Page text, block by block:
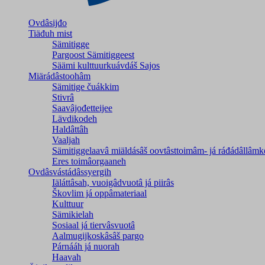
Ovdâsijđo
Tiäđuh mist
Sämitigge
Pargoost Sämitiggeest
Säämi kulttuurkuávdáš Sajos
Miärádâstoohâm
Sämitige čuákkim
Stivrâ
Saavâjođetteijee
Lävdikodeh
Haldâttâh
Vaaljah
Sämitiggelaavâ miäldásâš oovtâsttoimâm- já
Eres toimâorgaaneh
Ovdâsvástádâssyergih
Iäláttâsah, vuoigâdvuotâ já piirâs
Škovlim já oppâmateriaal
Kulttuur
Sämikielah
Sosiaal já tiervâsvuotâ
Aalmugijkoskâsâš pargo
Párnááh já nuorah
Haavah